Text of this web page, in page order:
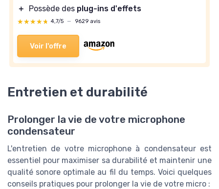
＋
Possède des plug-ins d'effets
★★★★★
★★★★★ 4,7/5 — 9629 avis
Voir l'offre
Entretien et durabilité
Prolonger la vie de votre microphone
condensateur
L'entretien de votre microphone à condensateur est
essentiel pour maximiser sa durabilité et maintenir une
qualité sonore optimale au fil du temps. Voici quelques
conseils pratiques pour prolonger la vie de votre micro :